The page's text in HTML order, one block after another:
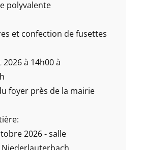
polyvalente
et confection de fusettes
à 14h00 à
foyer près de la mairie
2026 - salle